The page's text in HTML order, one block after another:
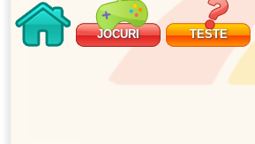
JOCURI TESTE